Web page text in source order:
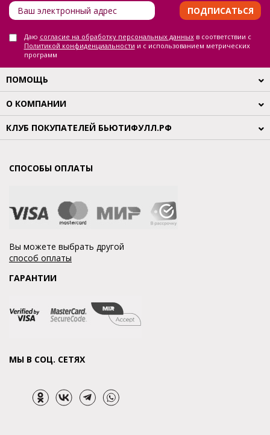
ПОДПИСАТЬСЯ
Даю согласие на обработку персональных данныхв соответствии с
Политикой конфиденциальности и с использованием метрических
программ
ПОМОЩЬ
О КОМПАНИИ
КЛУБ ПОКУПАТЕЛЕЙ БЬЮТИФУЛЛ.РФ
СПОСОБЫ ОПЛАТЫ
Вы можете выбрать другой
способ оплаты
ГАРАНТИИ
МЫ В СОЦ. СЕТЯХ